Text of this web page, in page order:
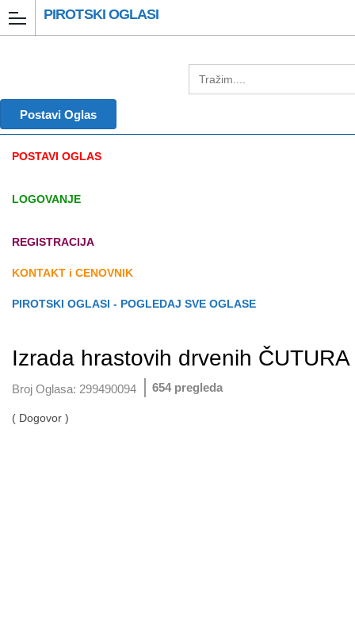
PIROTSKI OGLASI
Postavi Oglas
POSTAVI OGLAS
LOGOVANJE
REGISTRACIJA
KONTAKT i CENOVNIK
PIROTSKI OGLASI - POGLEDAJ SVE OGLASE
Izrada hrastovih drvenih
Broj Oglasa: 299490094 654 pregleda
( Dogovor )